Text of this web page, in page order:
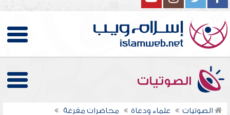
الصوتيات
الصوتيات علماء ودعاة
محاضرات مفرغة